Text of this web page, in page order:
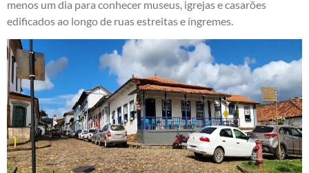
menos um dia para conhecer museus, igrejas e casarões
edificados ao longo de ruas estreitas e íngremes.